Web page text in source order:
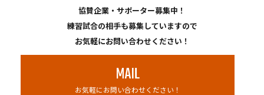
協賛企業・サポーター募集中！
練習試合の相手も募集していますので
お気軽にお問い合わせください！
MAIL
お気軽にお問い合わせください！